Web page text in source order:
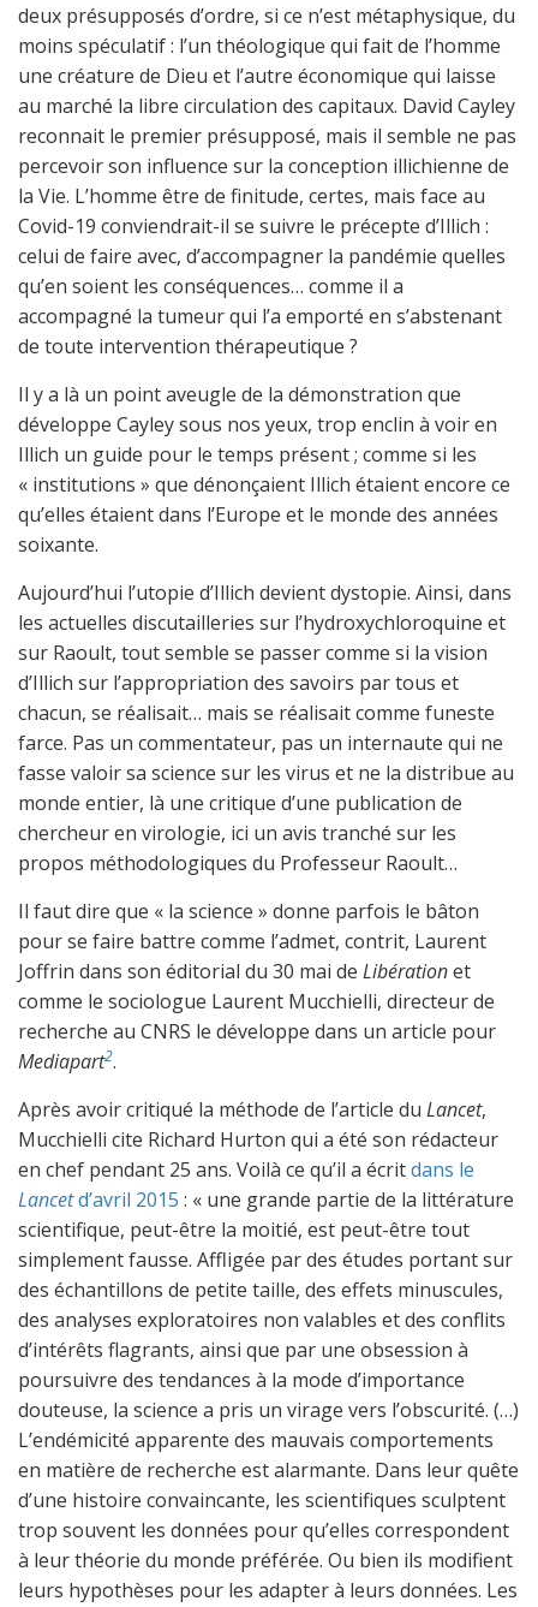
deux présupposés d’ordre, si ce n’est métaphysique, du
moins spéculatif : l’un théologique qui fait de l’homme
une créature de Dieu et l’autre économique qui laisse
au marché la libre circulation des capitaux. David Cayley
reconnait le premier présupposé, mais il semble ne pas
percevoir son influence sur la conception illichienne de
la Vie. L’homme être de finitude, certes, mais face au
Covid-19 conviendrait-il se suivre le précepte d’Illich :
celui de faire avec, d’accompagner la pandémie quelles
qu’en soient les conséquences… comme il a
accompagné la tumeur qui l’a emporté en s’abstenant
de toute intervention thérapeutique ?
Il y a là un point aveugle de la démonstration que
développe Cayley sous nos yeux, trop enclin à voir en
Illich un guide pour le temps présent ; comme si les
« institutions » que dénonçaient Illich étaient encore ce
qu’elles étaient dans l’Europe et le monde des années
soixante.
Aujourd’hui l’utopie d’Illich devient dystopie. Ainsi, dans
les actuelles discutailleries sur l’hydroxychloroquine et
sur Raoult, tout semble se passer comme si la vision
d’Illich sur l’appropriation des savoirs par tous et
chacun, se réalisait… mais se réalisait comme funeste
farce. Pas un commentateur, pas un internaute qui ne
fasse valoir sa science sur les virus et ne la distribue au
monde entier, là une critique d’une publication de
chercheur en virologie, ici un avis tranché sur les
propos méthodologiques du Professeur Raoult…
Il faut dire que « la science » donne parfois le bâton
pour se faire battre comme l’admet, contrit, Laurent
Joffrin dans son éditorial du 30 mai de Libérationet
comme le sociologue Laurent Mucchielli, directeur de
recherche au CNRS le développe dans un article pour
Mediapart2.
Après avoir critiqué la méthode de l’article du Lancet,
Mucchielli cite Richard Hurton qui a été son rédacteur
en chef pendant 25 ans. Voilà ce qu’il a écritdans le
Lancetd’avril 2015 : « une grande partie de la littérature
scientifique, peut-être la moitié, est peut-être tout
simplement fausse. Affligée par des études portant sur
des échantillons de petite taille, des effets minuscules,
des analyses exploratoires non valables et des conflits
d’intérêts flagrants, ainsi que par une obsession à
poursuivre des tendances à la mode d’importance
douteuse, la science a pris un virage vers l’obscurité. (…)
L’endémicité apparente des mauvais comportements
en matière de recherche est alarmante. Dans leur quête
d’une histoire convaincante, les scientifiques sculptent
trop souvent les données pour qu’elles correspondent
à leur théorie du monde préférée. Ou bien ils modifient
leurs hypothèses pour les adapter à leurs données. Les